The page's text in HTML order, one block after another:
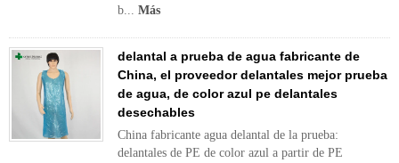
b... Más
delantal a prueba de agua fabricante de
China, el proveedor delantales mejor prueba
de agua, de color azul pe delantales
desechables
China fabricante agua delantal de la prueba:
delantales de PE de color azul a partir de PE